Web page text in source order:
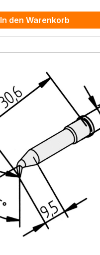
In den Warenkorb